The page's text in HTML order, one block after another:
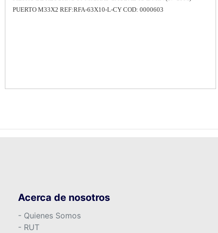
PUERTO M33X2 REF:RFA-63X10-L-CY COD: 0000603
Acerca de nosotros
- Quienes Somos
- RUT